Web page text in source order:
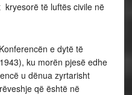
të luftës civile në
e dytë të
ku morën pjesë edhe
u dënua zyrtarisht
që është në